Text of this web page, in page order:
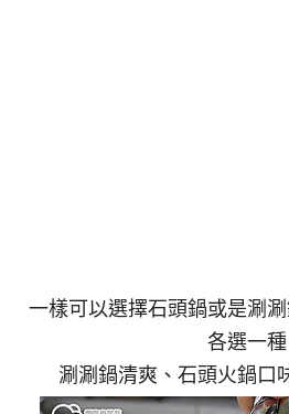
一樣可以選擇石頭鍋或是涮
各選一種
涮涮鍋清爽、石頭火鍋口